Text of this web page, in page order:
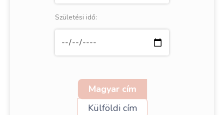
Születési idő:
Magyar cím
Külföldi cím